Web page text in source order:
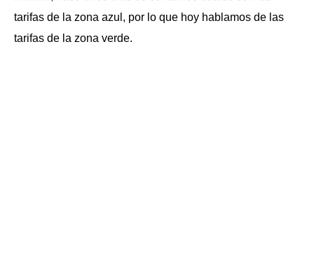
tarifas de la zona azul, por lo que hoy hablamos de las
tarifas de la zona verde.